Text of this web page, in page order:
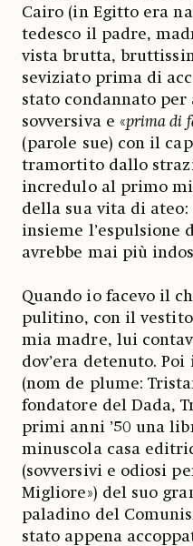
Cairo (in Egitto era
tedesco il padre,
vista brutta,
seviziato prima di
stato condannato
sovversiva e «prima di
(parole sue) con il
tramortito dallo
incredulo al primo
della sua vita di
insieme l’espulsione
avrebbe mai più
Quando io facevo il
pulitino, con il
mia madre, lui
dov’era detenuto.
(nom de plume:
fondatore del Dada,
primi anni ’50 una
minuscola casa
(sovversivi e odiosi
Migliore») del suo
paladino del
stato appena